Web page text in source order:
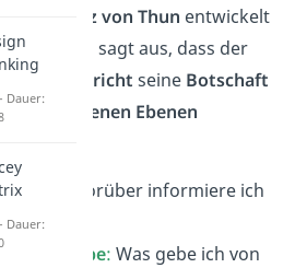
Schulz von Thun entwickelt
Das Modell sagt aus, dass der
Nachricht seine Botschaft
verschiedenen Ebenen
Worüber informiere ich
: Was gebe ich von
Dauer:
Dauer: